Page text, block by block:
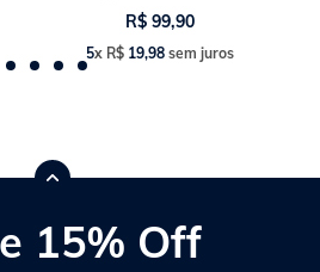
R$ 99,90
5x R$ 19,98sem juros
15% Off